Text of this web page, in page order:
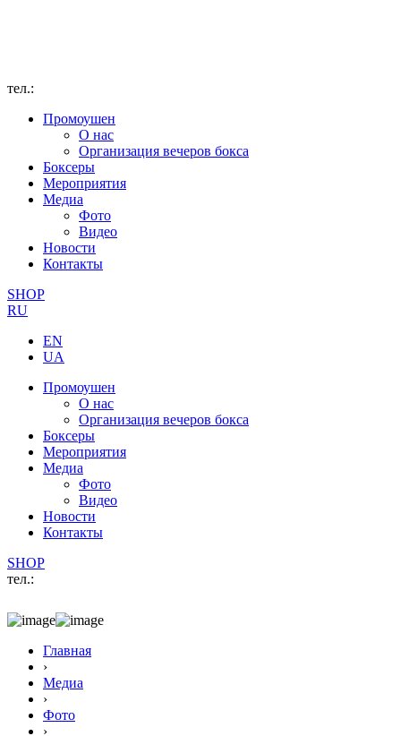
тел.:
Промоушен
О нас
Организация вечеров бокса
Боксеры
Мероприятия
Медиа
Фото
Видео
Новости
Контакты
SHOP
RU
EN
UA
Промоушен
О нас
Организация вечеров бокса
Боксеры
Мероприятия
Медиа
Фото
Видео
Новости
Контакты
SHOP
тел.:
Главная
›
Медиа
›
Фото
›